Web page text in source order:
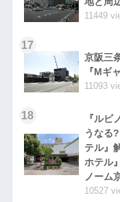
11449
17
京阪三
『Mギ
11093
18
『ル
うなる
テル』
ホテル
ノーム
10527